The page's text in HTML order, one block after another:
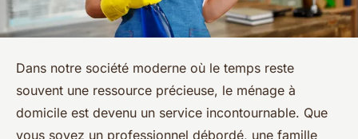
Dans notre société moderne où le temps reste
souvent une ressource précieuse, le ménage à
domicile est devenu un service incontournable. Que
vous soyez un professionnel débordé, une famille